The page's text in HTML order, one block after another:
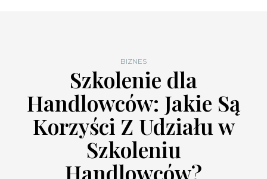
BIZNES
Szkolenie dla
Handlowców: Jakie Są
Korzyści Z Udziału w
Szkoleniu
Handlowców?